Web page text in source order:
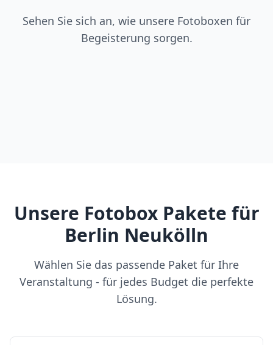
Sehen Sie sich an, wie unsere Fotoboxen für
Begeisterung sorgen.
Unsere Fotobox Pakete für
Berlin Neukölln
Wählen Sie das passende Paket für Ihre
Veranstaltung - für jedes Budget die perfekte
Lösung.